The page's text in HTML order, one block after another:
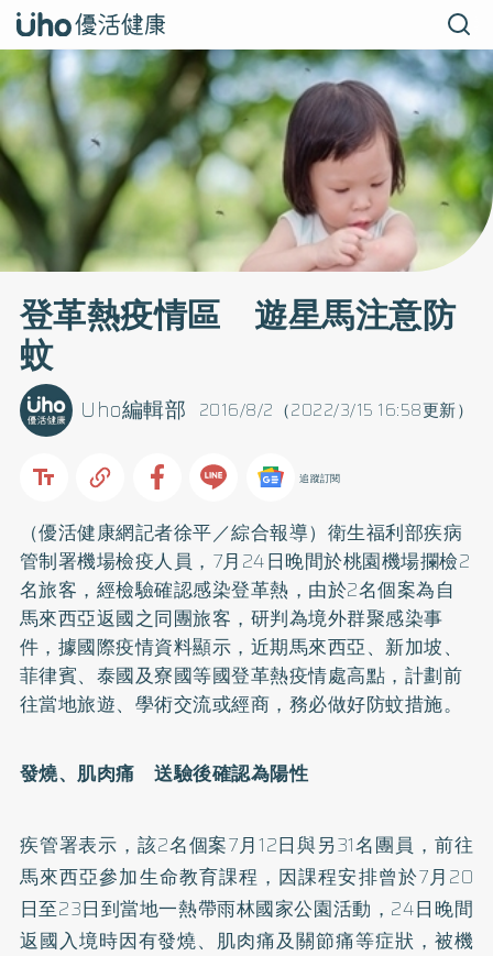
登革熱疫情區 遊星馬注意防
蚊
2016/8/2（2022/3/15 16:58更新）
Uho編輯部
追蹤訂閱
（優活健康網記者徐平／綜合報導）衛生福利部疾病
管制署機場檢疫人員，7月24日晚間於桃園機場攔檢2
名旅客，經檢驗確認感染登革熱，由於2名個案為自
馬來西亞返國之同團旅客，研判為境外群聚感染事
件，據國際疫情資料顯示，近期馬來西亞、新加坡、
菲律賓、泰國及寮國等國登革熱疫情處高點，計劃前
往當地旅遊、學術交流或經商，務必做好防蚊措施。
發燒、肌肉痛 送驗後確認為陽性
疾管署表示，該2名個案7月12日與另31名團員，前往
馬來西亞參加生命教育課程，因課程安排曾於7月20
日至23日到當地一熱帶雨林國家公園活動，24日晚間
返國入境時因有發燒、肌肉痛及關節痛等症狀，被機